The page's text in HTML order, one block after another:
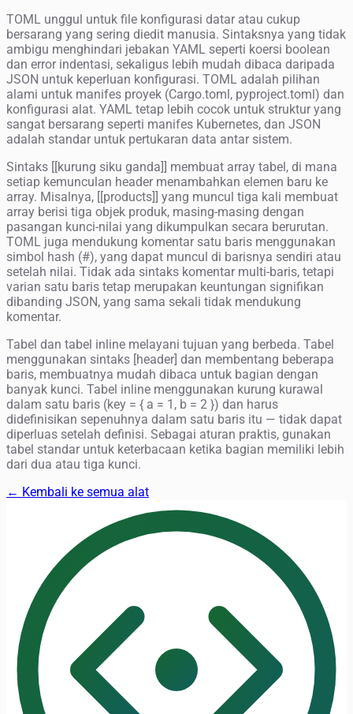
TOML unggul untuk file konfigurasi datar atau cukup
bersarang yang sering diedit manusia. Sintaksnya yang tidak
ambigu menghindari jebakan YAML seperti koersi boolean
dan error indentasi, sekaligus lebih mudah dibaca daripada
JSON untuk keperluan konfigurasi. TOML adalah pilihan
alami untuk manifes proyek (Cargo.toml, pyproject.toml) dan
konfigurasi alat. YAML tetap lebih cocok untuk struktur yang
sangat bersarang seperti manifes Kubernetes, dan JSON
adalah standar untuk pertukaran data antar sistem.
Sintaks [[kurung siku ganda]] membuat array tabel, di mana
setiap kemunculan header menambahkan elemen baru ke
array. Misalnya, [[products]] yang muncul tiga kali membuat
array berisi tiga objek produk, masing-masing dengan
pasangan kunci-nilai yang dikumpulkan secara berurutan.
TOML juga mendukung komentar satu baris menggunakan
simbol hash (#), yang dapat muncul di barisnya sendiri atau
setelah nilai. Tidak ada sintaks komentar multi-baris, tetapi
varian satu baris tetap merupakan keuntungan signifikan
dibanding JSON, yang sama sekali tidak mendukung
komentar.
Tabel dan tabel inline melayani tujuan yang berbeda. Tabel
menggunakan sintaks [header] dan membentang beberapa
baris, membuatnya mudah dibaca untuk bagian dengan
banyak kunci. Tabel inline menggunakan kurung kurawal
dalam satu baris (key = { a = 1, b = 2 }) dan harus
didefinisikan sepenuhnya dalam satu baris itu — tidak dapat
diperluas setelah definisi. Sebagai aturan praktis, gunakan
tabel standar untuk keterbacaan ketika bagian memiliki lebih
dari dua atau tiga kunci.
← Kembali ke semua alat